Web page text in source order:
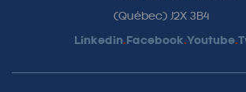
(Québec) J2X 3B4
Linkedin. Facebook.Youtube.